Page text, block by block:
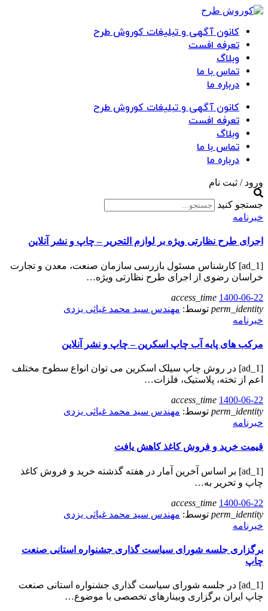
کانون آگهی و تبلیغات کوروش طرح
تعرفه افست
وبلاگ
تماس با ما
درباره ما
کانون آگهی و تبلیغات کوروش طرح
تعرفه افست
وبلاگ
تماس با ما
درباره ما
ورود / ثبت نام
جستجو کنید
خبرنامه
اجرای طرح نظارتی ویژه بر لوازم التحریر – چاپ و نشر آنلاین
[ad_1] کارشناس مسئول بازرسی سازمان صنعت، معدن و تجارت
خراسان رضوی از اجرای طرح نظارتی ویژه…
access_time 1400-06-22
perm_identity توسط: مهندس سید محمد غیاثی یزدی
خبرنامه
مرکب های پایه آب چاپ اسکرین – چاپ و نشر آنلاین
[ad_1] در روش چاپ سیلک اسکرین می‌ توان انواع سطوح مختلف
اعم از تخته، پلاستیک، فلزات…
access_time 1400-06-22
perm_identity توسط: مهندس سید محمد غیاثی یزدی
خبرنامه
قیمت خرید و فروش کاغذ کاهش یافت
[ad_1] بر اساس آخرین آمار در هفته گذشته خرید و فروش کاغذ
چاپ و تحریر به…
access_time 1400-06-22
perm_identity توسط: مهندس سید محمد غیاثی یزدی
خبرنامه
برگزاری جلسه شورای سیاست گذاری جشنواره استانی صنعت
چاپ
[ad_1] در جلسه شورای سیاست گذاری جشنواره استانی صنعت
چاپ ایران برگزاری وبینارهای تخصصی با موضوع…